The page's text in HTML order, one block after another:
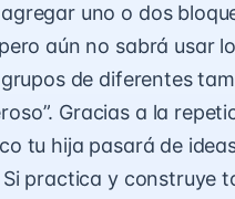
uno o dos
aún no sabrá usar
de diferentes
Gracias a la
tu hija pasará de
practica y construye